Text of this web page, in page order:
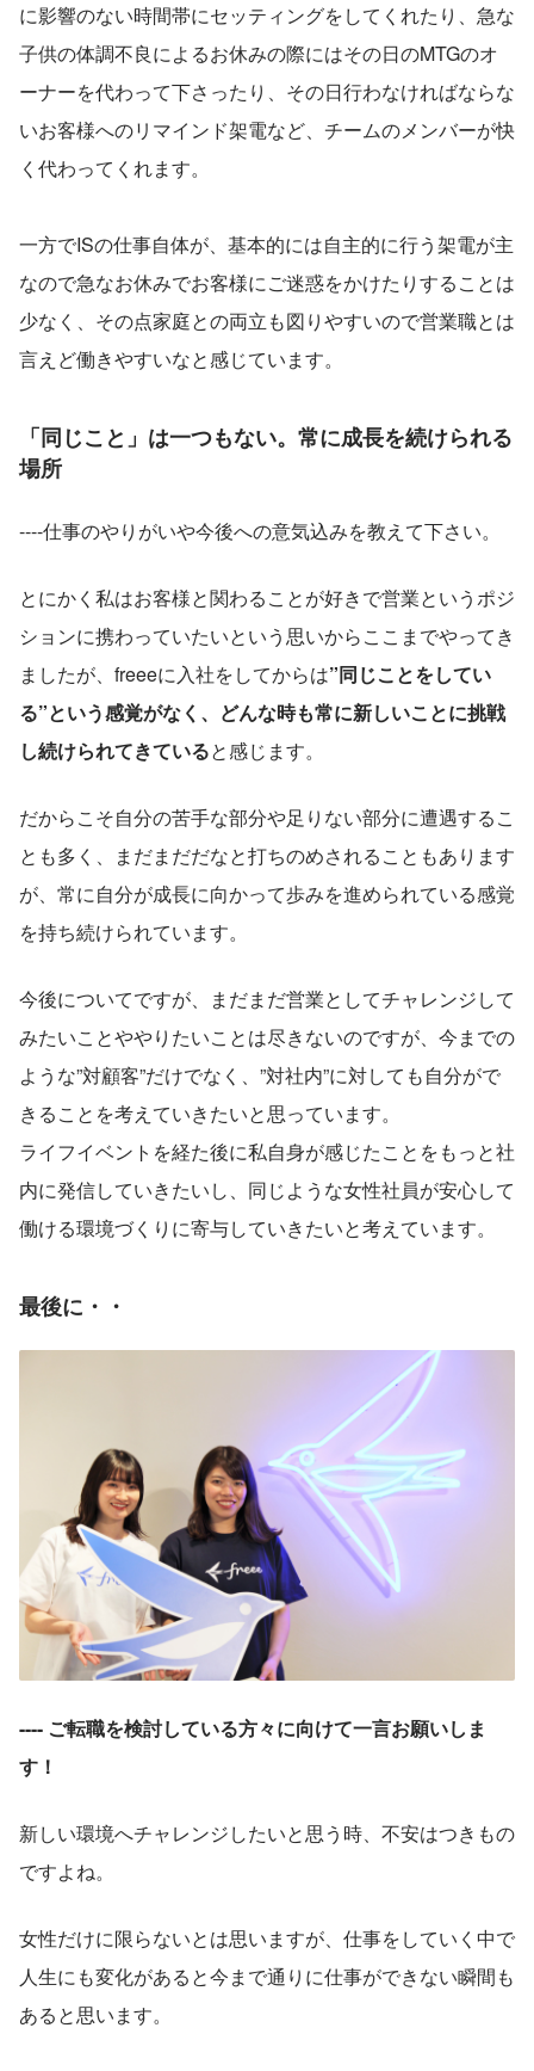
に影響のない時間帯にセッティングをしてくれたり、急な
子供の体調不良によるお休みの際にはその日のMTGのオ
ーナーを代わって下さったり、その日行わなければならな
いお客様へのリマインド架電など、チームのメンバーが快
く代わってくれます。
一方でISの仕事自体が、基本的には自主的に行う架電が主
なので急なお休みでお客様にご迷惑をかけたりすることは
少なく、その点家庭との両立も図りやすいので営業職とは
言えど働きやすいなと感じています。
「同じこと」は一つもない。常に成長を続けられる
場所
----仕事のやりがいや今後への意気込みを教えて下さい。
とにかく私はお客様と関わることが好きで営業というポジ
ションに携わっていたいという思いからここまでやってき
ましたが、freeeに入社をしてからは”同じことをしてい
る”という感覚がなく、どんな時も常に新しいことに挑戦
し続けられてきていると感じます。
だからこそ自分の苦手な部分や足りない部分に遭遇するこ
とも多く、まだまだだなと打ちのめされることもあります
が、常に自分が成長に向かって歩みを進められている感覚
を持ち続けられています。
今後についてですが、まだまだ営業としてチャレンジして
みたいことややりたいことは尽きないのですが、今までの
ような”対顧客”だけでなく、”対社内”に対しても自分がで
きることを考えていきたいと思っています。
ライフイベントを経た後に私自身が感じたことをもっと社
内に発信していきたいし、同じような女性社員が安心して
働ける環境づくりに寄与していきたいと考えています。
最後に・・
---- ご転職を検討している方々に向けて一言お願いしま
す！
新しい環境へチャレンジしたいと思う時、不安はつきもの
ですよね。
女性だけに限らないとは思いますが、仕事をしていく中で
人生にも変化があると今まで通りに仕事ができない瞬間も
あると思います。